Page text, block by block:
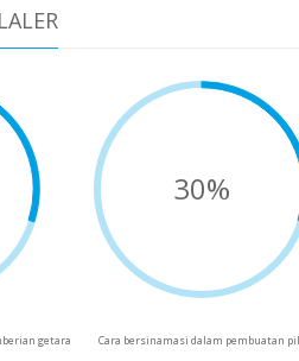
getara
30%
Cara bersinamasi dalam pembuatan